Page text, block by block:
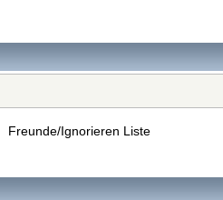
Freunde/Ignorieren Liste